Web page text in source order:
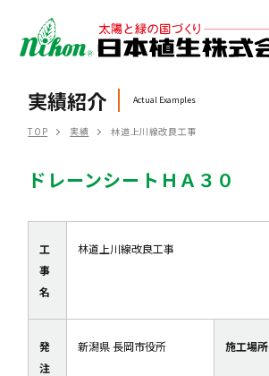
MENU
実績紹介 Actual Examples
TOP 実績 林道上川線改良工事
ドレーンシートＨＡ３０
工
事
名
林道上川線改良工事
発
注
新潟県 長岡市役所 施工場所